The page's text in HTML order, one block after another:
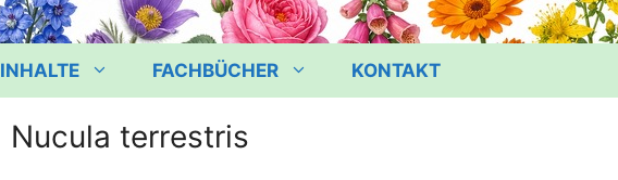
INHALTE FACHBÜCHER KONTAKT
Nucula terrestris